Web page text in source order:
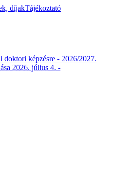
díjakTájékoztató
doktori képzésre - 2026/2027.
2026. július 4. -